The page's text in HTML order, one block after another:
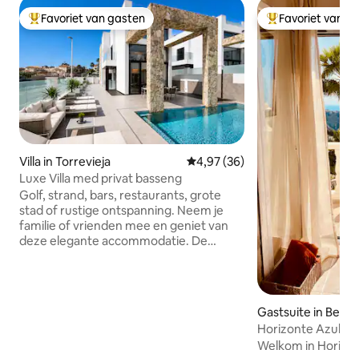
Topfavoriet van gasten
Favoriet van gasten
Villa in Torrevieja Gemiddelde beoordeling van
4,97 (36)
Luxe Villa med privat basseng
Golf, strand, bars, restaurants, grote
stad of rustige ontspanning. Neem je
familie of vrienden mee en geniet van
deze elegante accommodatie. De
Topfavoriet van
Favoriet van
Gastsuite in
Horizonte Azul -
geweldig zeezicht
Welkom in